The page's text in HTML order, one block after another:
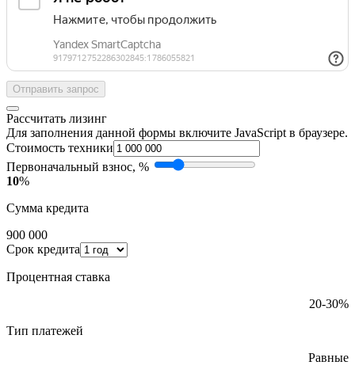
Отправить запрос
Рассчитать лизинг
Для заполнения данной формы включите JavaScript в браузере.
Стоимость техники
Первоначальный взнос, %
10%
Сумма кредита
900 000
Срок кредита
Процентная ставка
20-30%
Тип платежей
Равные